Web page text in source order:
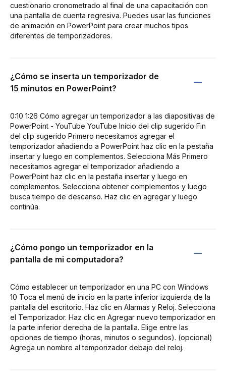
cuestionario cronometrado al final de una capacitación con
una pantalla de cuenta regresiva. Puedes usar las funciones
de animación en PowerPoint para crear muchos tipos
diferentes de temporizadores.
¿Cómo se inserta un temporizador de
15 minutos en PowerPoint?
0:10 1:26 Cómo agregar un temporizador a las diapositivas de
PowerPoint - YouTube YouTube Inicio del clip sugerido Fin
del clip sugerido Primero necesitamos agregar el
temporizador añadiendo a PowerPoint haz clic en la pestaña
insertar y luego en complementos. Selecciona Más Primero
necesitamos agregar el temporizador añadiendo a
PowerPoint haz clic en la pestaña insertar y luego en
complementos. Selecciona obtener complementos y luego
busca tiempo de descanso. Haz clic en agregar y luego
continúa.
¿Cómo pongo un temporizador en la
pantalla de mi computadora?
Cómo establecer un temporizador en una PC con Windows
10 Toca el menú de inicio en la parte inferior izquierda de la
pantalla del escritorio. Haz clic en Alarmas y Reloj. Selecciona
el Temporizador. Haz clic en Agregar nuevo temporizador en
la parte inferior derecha de la pantalla. Elige entre las
opciones de tiempo (horas, minutos o segundos). (opcional)
Agrega un nombre al temporizador debajo del reloj.